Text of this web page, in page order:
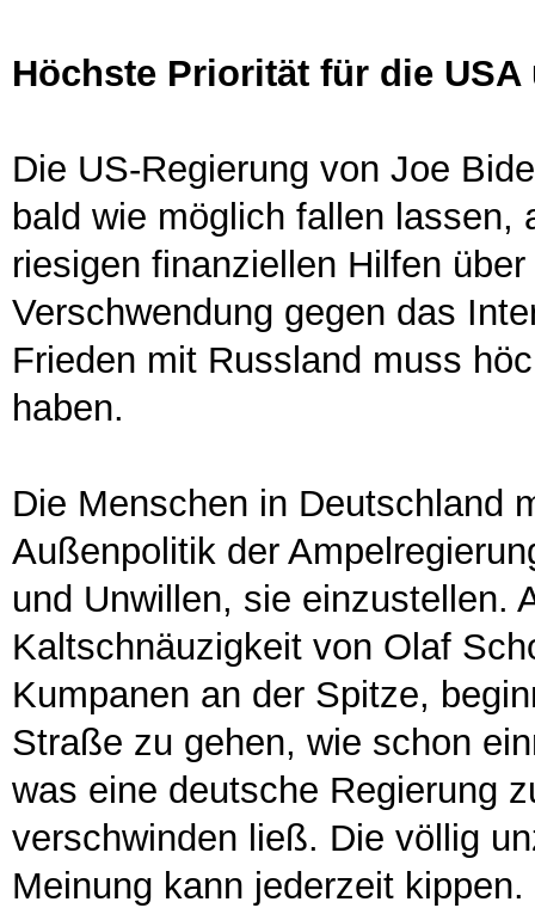
Höchste Priorität für die
Die US-Regierung von Joe
bald wie möglich fallen lassen,
riesigen finanziellen Hilfen
Verschwendung gegen das
Frieden mit Russland muss
haben.
Die Menschen in Deutschland
Außenpolitik der
und Unwillen, sie einzustellen.
Kaltschnäuzigkeit von Olaf
Kumpanen an der Spitze,
Straße zu gehen, wie schon
was eine deutsche Regierung
verschwinden ließ. Die völlig
Meinung kann jederzeit